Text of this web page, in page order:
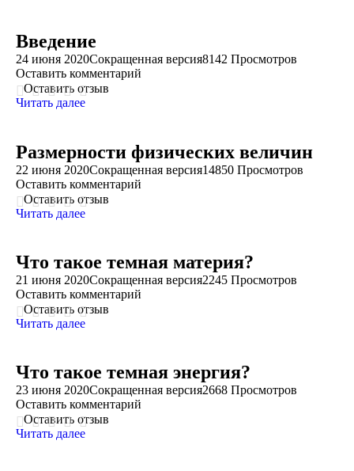
Введение
24 июня 2020Сокращенная версия8142 Просмотров
Оставить комментарий
Оставить отзыв
Читать далее
Размерности физических величин
22 июня 2020Сокращенная версия14850 Просмотров
Оставить комментарий
Оставить отзыв
Читать далее
Что такое темная материя?
21 июня 2020Сокращенная версия2245 Просмотров
Оставить комментарий
Оставить отзыв
Читать далее
Что такое темная энергия?
23 июня 2020Сокращенная версия2668 Просмотров
Оставить комментарий
Оставить отзыв
Читать далее